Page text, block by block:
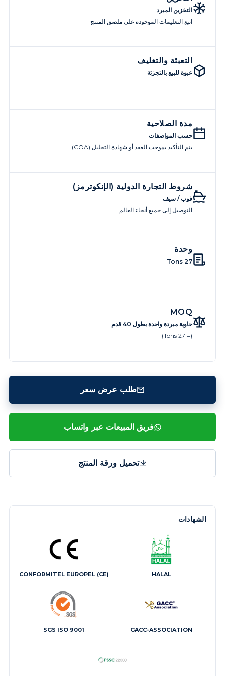
التخزين المبرد
اتبع التعليمات الموجودة على ملصق المنتج
التعبئة والتغليف
عبوة للبيع بالتجزئة
مدة الصلاحية
حسب المواصفات
يتم التأكيد بموجب العقد أو شهادة التحليل (COA)
شروط التجارة الدولية (الإنكوترمز)
فوب / سيف
التوصيل إلى جميع أنحاء العالم
وحدة
27 Tons
MOQ
حاوية مبردة واحدة بطول 40 قدم
(= 27 Tons)
طلب عرض سعر
فريق المبيعات عبر واتساب
تحميل ورقة المنتج
الشهادات
HALAL
CONFORMITEL EUROPEL (CE)
GACC-ASSOCIATION
SGS ISO 9001